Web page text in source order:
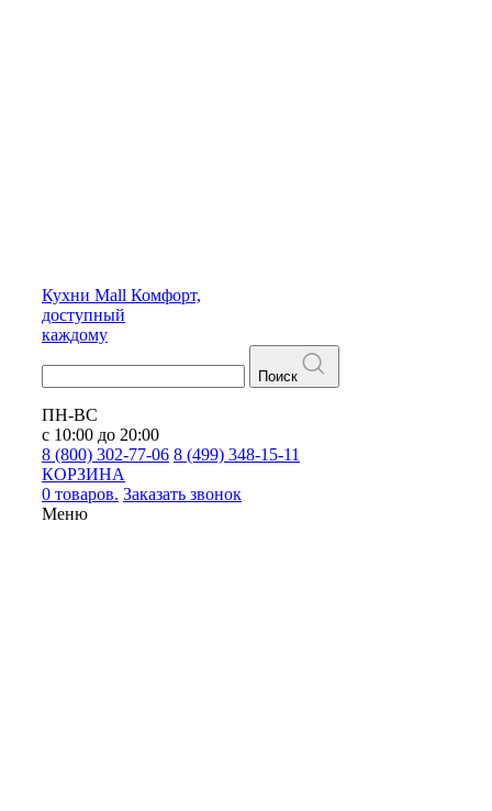
Кухни Mall Комфорт,
доступный
каждому
Поиск
ПН-ВС
с 10:00 до 20:00
8 (800) 302-77-06 8 (499) 348-15-11
КОРЗИНА
0 товаров. Заказать звонок
Меню